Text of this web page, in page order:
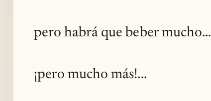
pero habrá que beber mucho...
¡pero mucho más!...